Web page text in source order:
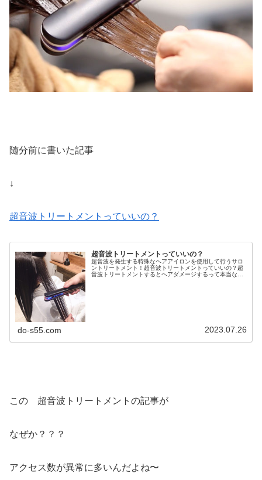
随分前に書いた記事
↓
超音波トリートメントっていいの？
超音波トリートメントっていいの？
超音波を発生する特殊なヘアアイロンを使用して行うサロ
ントリートメント！超音波トリートメントっていいの？超
音波トリートメントするとヘアダメージするって本当な
do-s55.com 2023.07.26
この 超音波トリートメントの記事が
なぜか？？？
アクセス数が異常に多いんだよね〜